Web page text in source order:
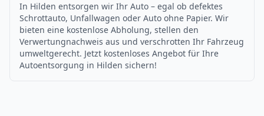
In Hilden entsorgen wir Ihr Auto – egal ob defektes
Schrottauto, Unfallwagen oder Auto ohne Papier. Wir
bieten eine kostenlose Abholung, stellen den
Verwertungnachweis aus und verschrotten Ihr Fahrzeug
umweltgerecht. Jetzt kostenloses Angebot für Ihre
Autoentsorgung in Hilden sichern!